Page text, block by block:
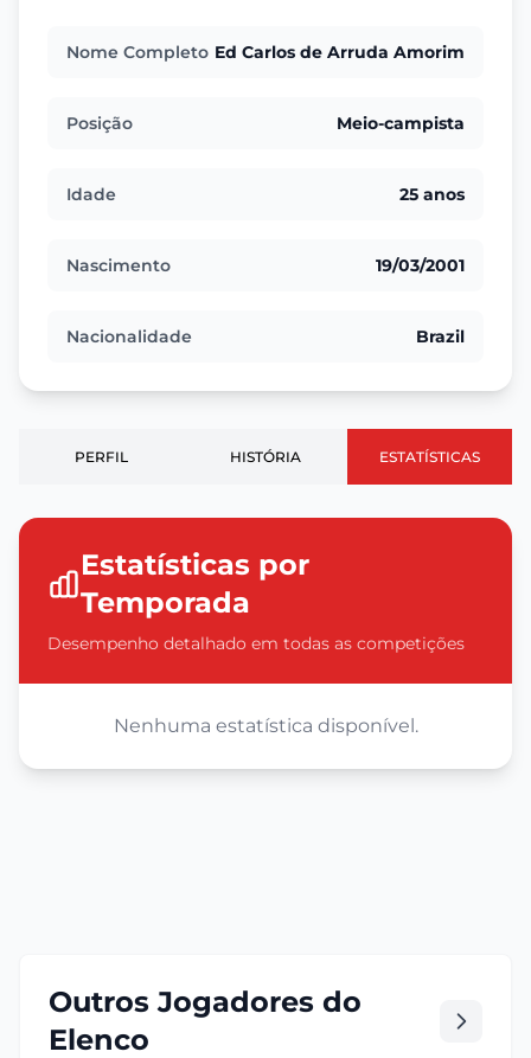
Nome Completo Ed Carlos de Arruda Amorim
Posição Meio-campista
Idade 25 anos
Nascimento 19/03/2001
Nacionalidade Brazil
PERFIL HISTÓRIA ESTATÍSTICAS
Estatísticas por
Temporada
Desempenho detalhado em todas as competições
Nenhuma estatística disponível.
Outros Jogadores do
Elenco